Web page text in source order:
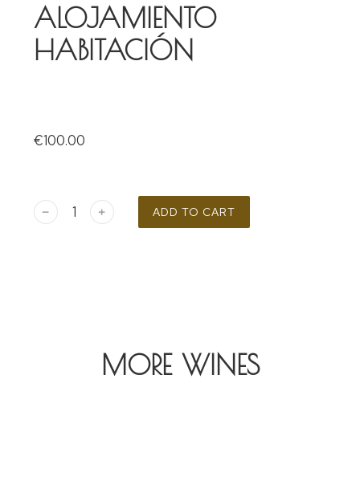
ALOJAMIENTO
HABITACIÓN
€100.00
﹣ ﹢ ADD TO CART
MORE WINES